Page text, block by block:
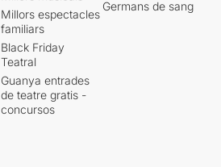
Millors espectacles
familiars
Black Friday
Teatral
Guanya entrades
de teatre gratis -
concursos
Germans de sang